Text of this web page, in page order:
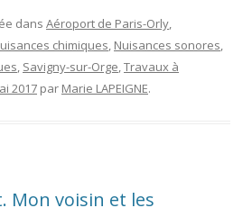
dans Aéroport de Paris-Orly,
chimiques, Nuisances sonores,
, Savigny-sur-Orge,Travaux à
2017 par Marie LAPEIGNE.
Mon voisin et les